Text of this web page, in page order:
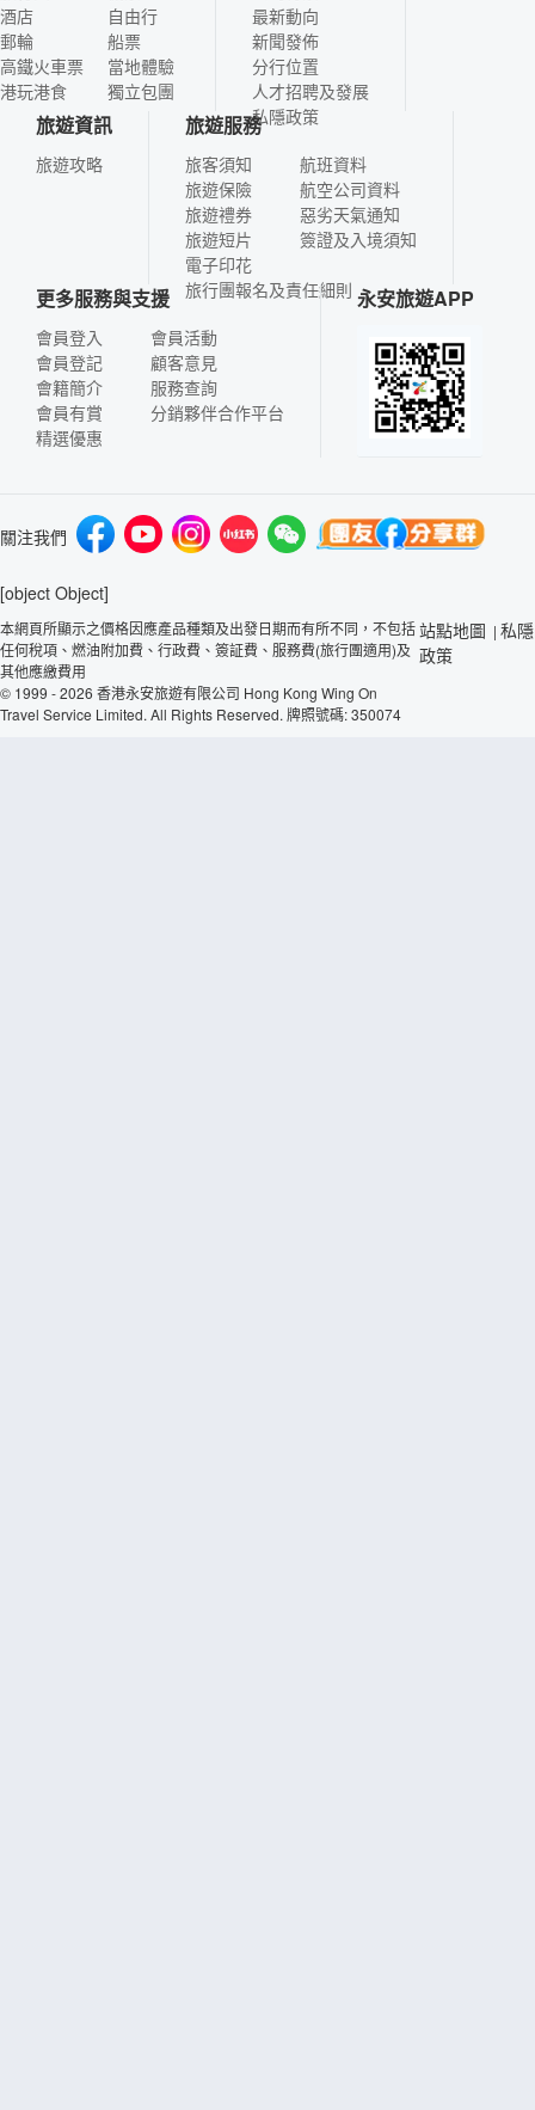
酒店
郵輪
高鐵火車票
港玩港食
自由行
船票
當地體驗
獨立包團
最新動向
新聞發佈
分行位置
人才招聘及發展
私隱政策
旅遊資訊
旅遊攻略
旅遊服務
旅客須知
旅遊保險
旅遊禮券
旅遊短片
電子印花
航班資料
航空公司資料
惡劣天氣通知
簽證及入境須知
旅行團報名及責任細則
更多服務與支援
會員登入
會員登記
會籍簡介
會員有賞
精選優惠
會員活動
顧客意見
服務查詢
分銷夥伴合作平台
永安旅遊APP
關注我們
[object Object]
本網頁所顯示之價格因應產品種類及出發日期而有所不同，不包括
任何稅項、燃油附加費、行政費、簽証費、服務費(旅行團適用)及
其他應繳費用
© 1999 - 2026 香港永安旅遊有限公司 Hong Kong Wing On
Travel Service Limited. All Rights Reserved. 牌照號碼: 350074
站點地圖 | 私隱
政策